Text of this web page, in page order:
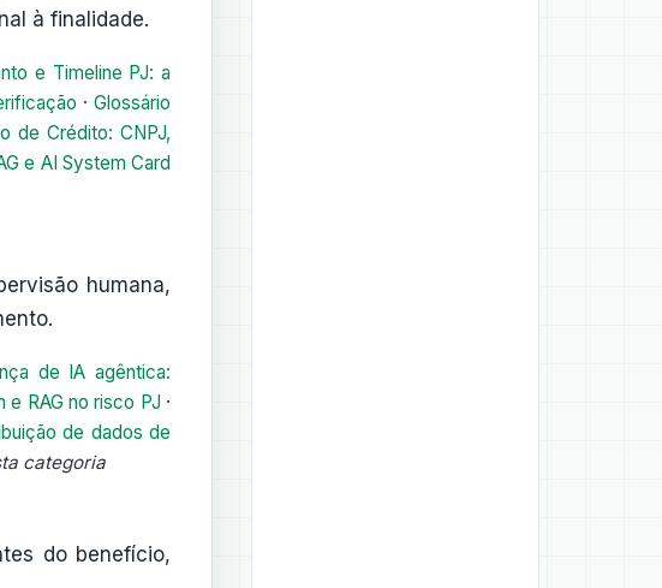
à finalidade.
e Timeline PJ: a
·Glossário
de Crédito: CNPJ,
e AI System Card
humana,
de IA agêntica:
e RAG no risco PJ ·
de dados de
categoria
do benefício,